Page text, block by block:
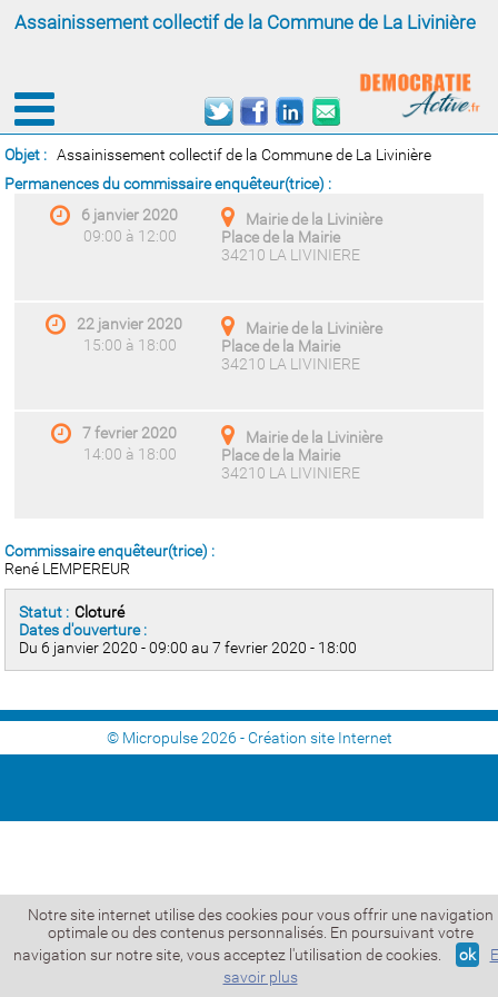
Assainissement collectif de la Commune de La Livinière
Objet : Assainissement collectif de la Commune de La Livinière
Permanences du commissaire enquêteur(trice) :
6 janvier 2020
09:00 à 12:00
Mairie de la Livinière
Place de la Mairie
34210 LA LIVINIERE
22 janvier 2020
15:00 à 18:00
Mairie de la Livinière
Place de la Mairie
34210 LA LIVINIERE
7 fevrier 2020
14:00 à 18:00
Mairie de la Livinière
Place de la Mairie
34210 LA LIVINIERE
Commissaire enquêteur(trice) :
René LEMPEREUR
Statut : Cloturé
Dates d'ouverture :
Du 6 janvier 2020 - 09:00 au 7 fevrier 2020 - 18:00
© Micropulse 2026 -Création site Internet
Notre site internet utilise des cookies pour vous offrir une navigation
optimale ou des contenus personnalisés. En poursuivant votre
navigation sur notre site, vous acceptez l'utilisation de cookies.
ok
savoir plus